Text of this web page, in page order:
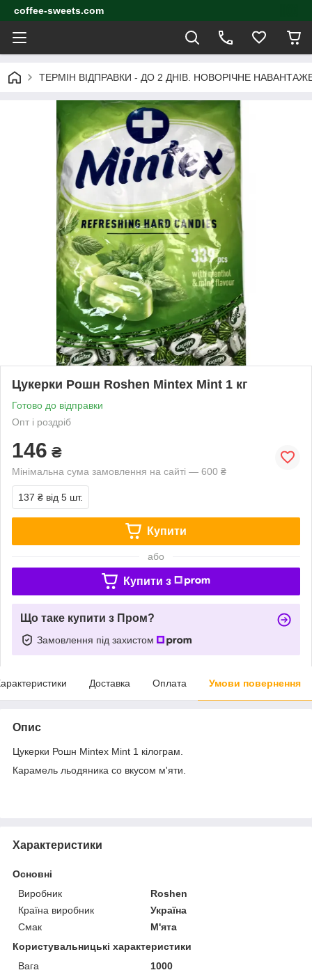
coffee-sweets.com
ТЕРМІН ВІДПРАВКИ - ДО 2 ДНІВ. НОВОРІЧНЕ
Цукерки Рошн Roshen Mintex Mint 1 кг
Готово до відправки
Опт і роздріб
146 ₴
Мінімальна сума замовлення на сайті — 600 ₴
137 ₴ від 5 шт.
Купити
або
Купити з
Що таке купити з Пром?
Замовлення під захистом
Доставка Оплата Умови повернення
Опис
Цукерки Рошн Mintex Mint 1 кілограм.
Карамель льодяника со вкусом м'яти.
Характеристики
Основні
Виробник
Roshen
Країна виробник
Україна
Смак
М'ята
Користувальницькі характеристики
Вага
1000